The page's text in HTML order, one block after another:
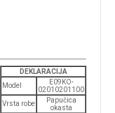
DEKLARACIJA
Model
E09KO-
02010201100
Vrsta robe
Papučica
okasta